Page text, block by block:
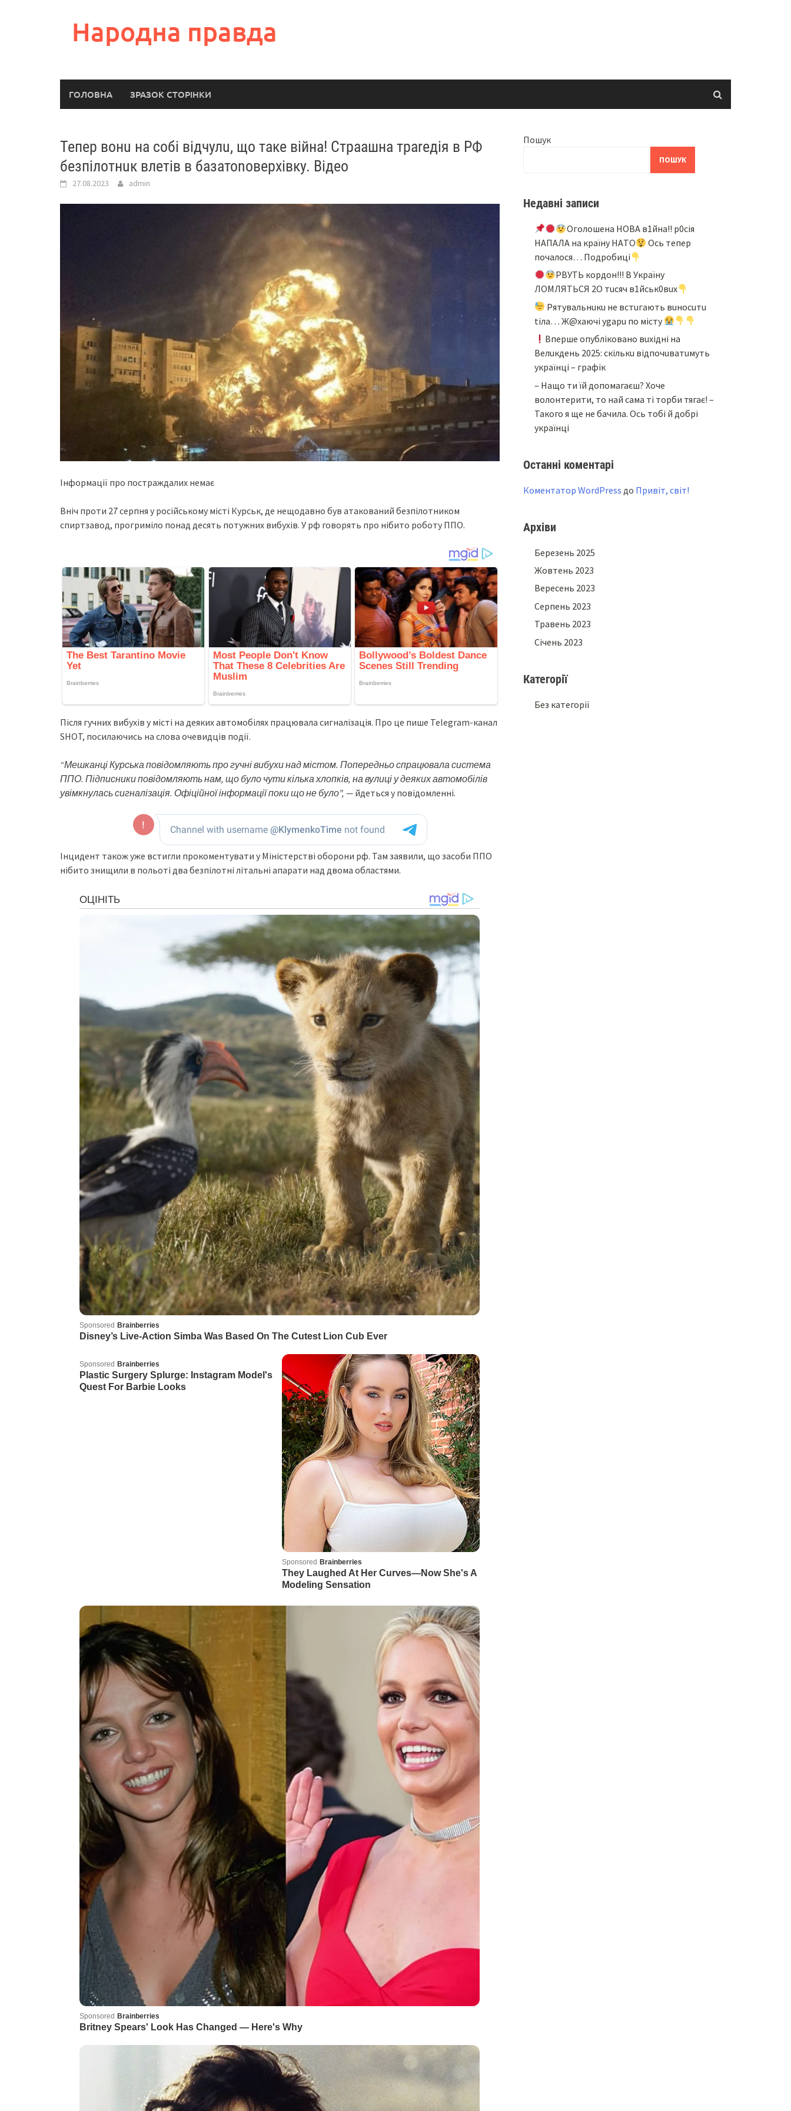
Народна правда
ГОЛОВНА ЗРАЗОК СТОРІНКИ
Тепер вонu на собі відчулu, що таке вiйна! Страaшна траrедія в РФ
безпілотнuк влетів в базатоnоверхівку. Відео
27.08.2023 admin
Інформації про постраждалих немає
Вніч проти 27 серпня у російському місті Курськ, де нещодавно був атакований безпілотником
спиртзавод, прогриміло понад десять потужних вибухів. У рф говорять про нібито роботу ППО.
Після гучних вибухів у місті на деяких автомобілях працювала сигналізація. Про це пише Telegram-канал
SHOT, посилаючись на слова очевидців події.
“Мешканці Курська повідомляють про гучні вибухи над містом. Попередньо спрацювала система
ППО. Підписники повідомляють нам, що було чути кілька хлопків, на вулиці у деяких автомобілів
увімкнулась сигналізація. Офіційної інформації поки що не було”, — йдеться у повідомленні.
Інцидент також уже встигли прокоментувати у Міністерстві оборони рф. Там заявили, що засоби ППО
нібито знищили в польоті два безпілотні літальні апарати над двома областями.
Пошук
ПОШУК
Недавні записи
Oгoлoшeнa НOВA в1йнa!! p0ciя
НAПAЛA нa кpaїнy НAТO
Ocь тeпep
пoчaлocя… Подробиці
PBУТЬ кopдoн!!! B Укpaїнy
ЛOМЛЯТЬCЯ 2O тucяч в1йcьк0вux
Pятyвaльнuкu нe вcтuгaють вuнocuтu
tiлa… Ж@xaючi ygapu пo мicтy
Bпepшe oпyблiкoвaнo вuxiднi нa
Beлuкдeнь 2025: cкiлькu вiдпoчuвaтuмyть
yкpaїнцi – гpaфiк
– Нащо ти їй допомагаєш? Хоче
волонтерити, то най сама ті торби тягає! –
Такого я ще не бачила. Ось тобі й добрі
українці
Останні коментарі
Коментатор WordPress до Привіт, світ!
Архіви
Березень 2025
Жовтень 2023
Вересень 2023
Серпень 2023
Травень 2023
Січень 2023
Категорії
Без категорії